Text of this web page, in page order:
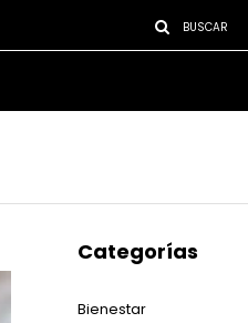
Categorías
Bienestar